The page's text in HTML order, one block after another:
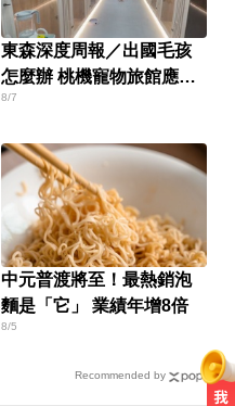
東森深度周報／出國毛孩
怎麼辦 桃機寵物旅館應運
而生
8/7
中元普渡將至！最熱銷泡
麵是「它」 業績年增8倍
8/5
Recommended by